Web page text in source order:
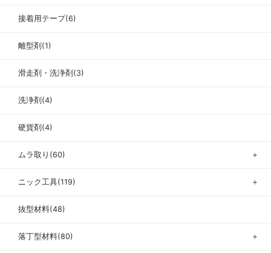
接着用テープ(6)
離型剤(1)
滑走剤・洗浄剤(3)
洗浄剤(4)
硬貨剤(4)
ムラ取り(60) ＋
ニック工具(119) ＋
抜型材料(48)
落丁型材料(80) ＋